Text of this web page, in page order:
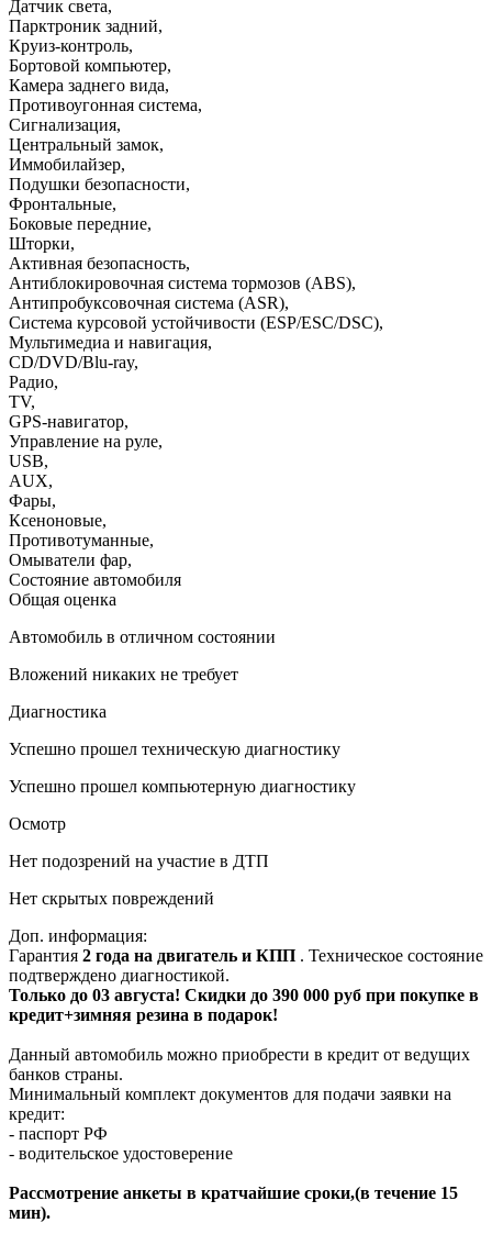
Датчик света,
Парктроник задний,
Круиз-контроль,
Бортовой компьютер,
Камера заднего вида,
Противоугонная система,
Сигнализация,
Центральный замок,
Иммобилайзер,
Подушки безопасности,
Фронтальные,
Боковые передние,
Шторки,
Активная безопасность,
Антиблокировочная система тормозов (ABS),
Антипробуксовочная система (ASR),
Система курсовой устойчивости (ESP/ESC/DSC),
Мультимедиа и навигация,
CD/DVD/Blu-ray,
Радио,
TV,
GPS-навигатор,
Управление на руле,
USB,
AUX,
Фары,
Ксеноновые,
Противотуманные,
Омыватели фар,
Состояние автомобиля
Общая оценка
Автомобиль в отличном состоянии
Вложений никаких не требует
Диагностика
Успешно прошел техническую диагностику
Успешно прошел компьютерную диагностику
Осмотр
Нет подозрений на участие в ДТП
Нет скрытых повреждений
Доп. информация:
Гарантия 2 года на двигатель и КПП . Техническое состояние
подтверждено диагностикой.
Только до 03 августа! Скидки до 390 000 руб при покупке в
кредит+зимняя резина в подарок!
Данный автомобиль можно приобрести в кредит от ведущих
банков страны.
Минимальный комплект документов для подачи заявки на
кредит:
- паспорт РФ
- водительское удостоверение
Рассмотрение анкеты в кратчайшие сроки,(в течение 15
мин).